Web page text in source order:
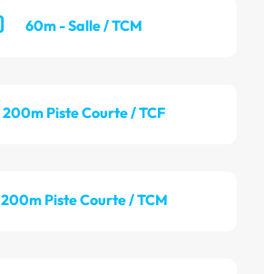
60m - Salle / TCM
200m Piste Courte / TCF
200m Piste Courte / TCM